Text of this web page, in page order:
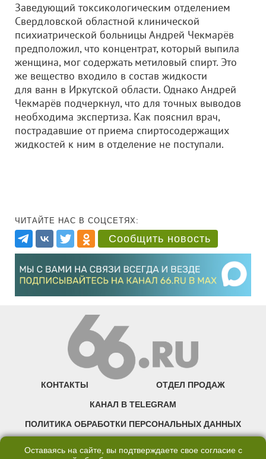
Заведующий токсикологическим отделением
Свердловской областной клинической
психиатрической больницы Андрей Чекмарёв
предположил, что концентрат, который выпила
женщина, мог содержать метиловый спирт. Это
же вещество входило в состав жидкости
для ванн в Иркутской области. Однако Андрей
Чекмарёв подчеркнул, что для точных выводов
необходима экспертиза. Как пояснил врач,
пострадавшие от приема спиртосодержащих
жидкостей к ним в отделение не поступали.
ЧИТАЙТЕ НАС В СОЦСЕТЯХ:
Сообщить новость
КОНТАКТЫ ОТДЕЛ ПРОДАЖ
КАНАЛ В TELEGRAM
ПОЛИТИКА ОБРАБОТКИ ПЕРСОНАЛЬНЫХ ДАННЫХ
Оставаясь на сайте, вы подтверждаете свое согласие с